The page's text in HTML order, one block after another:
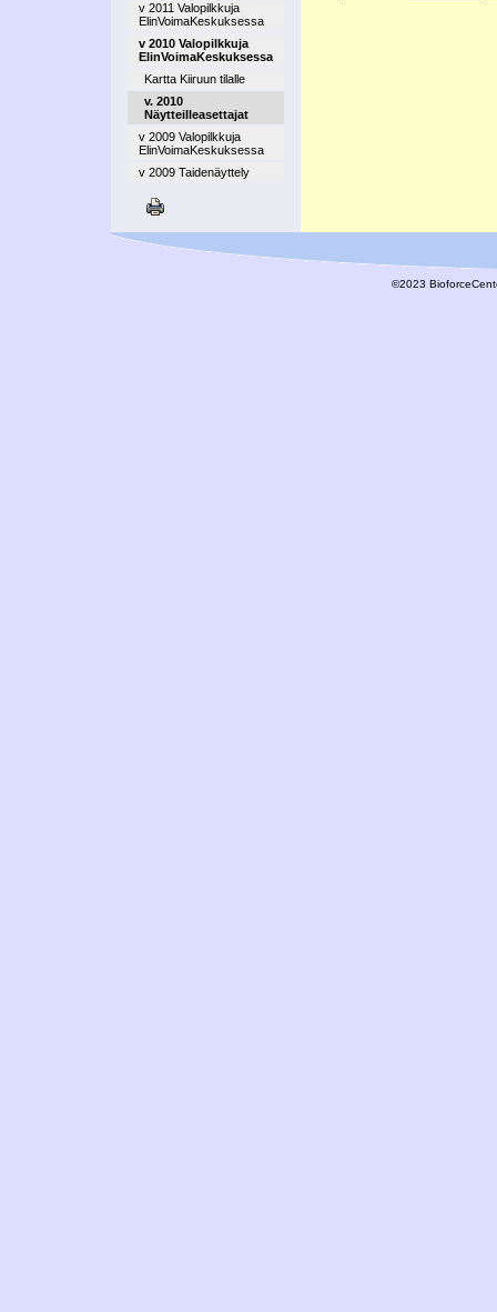
v 2011 Valopilkkuja
ElinVoimaKeskuksessa
v 2010 Valopilkkuja
ElinVoimaKeskuksessa
Kartta Kiiruun tilalle
v. 2010
Näytteilleasettajat
v 2009 Valopilkkuja
ElinVoimaKeskuksessa
v 2009 Taidenäyttely
©2023